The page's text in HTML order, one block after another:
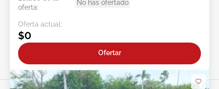
oferta:
No has ofertado
Oferta actual:
$0
Ofertar